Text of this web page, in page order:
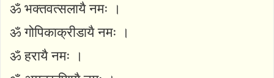
ॐ भक्तवत्सलायै नमः ।
ॐ गोपिकाक्रीडायै नमः ।
ॐ हरायै नमः ।